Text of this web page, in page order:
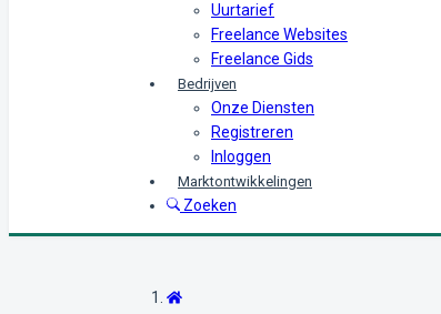
Uurtarief
Freelance Websites
Freelance Gids
Bedrijven
Onze Diensten
Registreren
Inloggen
Marktontwikkelingen
Zoeken